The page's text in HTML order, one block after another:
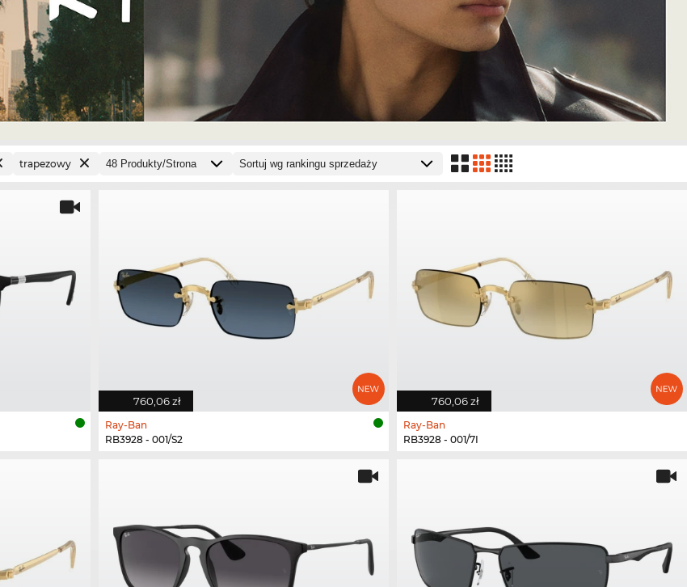
trapezowy
760,06 zł
Ray-Ban
RB3928 - 001/S2
760,06 zł
Ray-Ban
RB3928 - 001/7I